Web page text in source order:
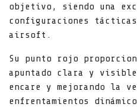
objetivo, siendo una
configuraciones
airsoft.
Su punto rojo
apuntado clara y
encare y mejorando la
enfrentamientos